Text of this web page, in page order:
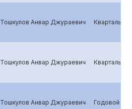
Тошкулов Анвар Джураевич
Тошкулов Анвар Джураевич
Тошкулов Анвар Джураевич Годовой